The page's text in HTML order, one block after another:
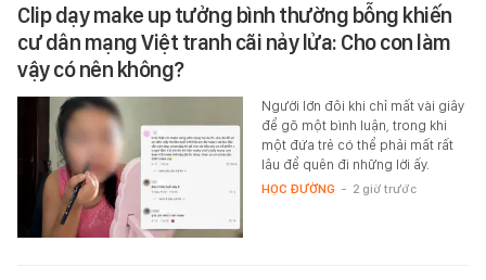
Clip dạy make up tưởng bình thường bỗng khiến
cư dân mạng Việt tranh cãi nảy lửa: Cho con làm
vậy có nên không?
Người lớn đôi khi chỉ mất vài giây
để gõ một bình luận, trong khi
một đứa trẻ có thể phải mất rất
lâu để quên đi những lời ấy.
HỌC ĐƯỜNG - 2 giờ trước